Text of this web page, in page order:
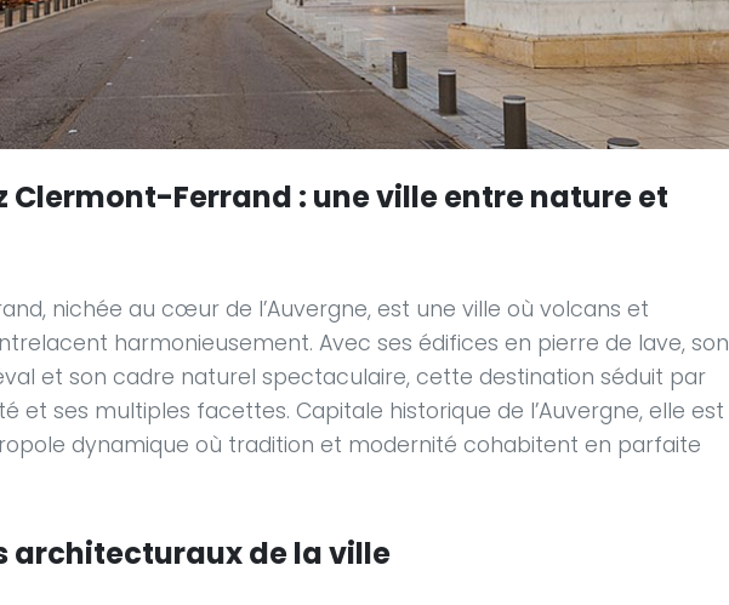
Clermont-Ferrand : une ville entre nature et
nichée au cœur de l’Auvergne, est une ville où volcans et
harmonieusement. Avec ses édifices en pierre de lave, son
et son cadre naturel spectaculaire, cette destination séduit par
et ses multiples facettes. Capitale historique de l’Auvergne, elle est
dynamique où tradition et modernité cohabitent en parfaite
architecturaux de la ville